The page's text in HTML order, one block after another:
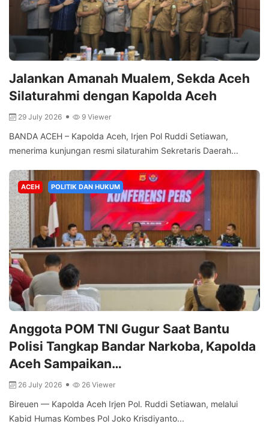
Jalankan Amanah Mualem, Sekda Aceh
Silaturahmi dengan Kapolda Aceh
29 July 2026 9 Viewer
BANDA ACEH – Kapolda Aceh, Irjen Pol Ruddi Setiawan,
menerima kunjungan resmi silaturahim Sekretaris Daerah...
ACEH POLITIK DAN HUKUM
Anggota POM TNI Gugur Saat Bantu
Polisi Tangkap Bandar Narkoba, Kapolda
Aceh Sampaikan…
26 July 2026 26 Viewer
Bireuen — Kapolda Aceh Irjen Pol. Ruddi Setiawan, melalui
Kabid Humas Kombes Pol Joko Krisdiyanto...